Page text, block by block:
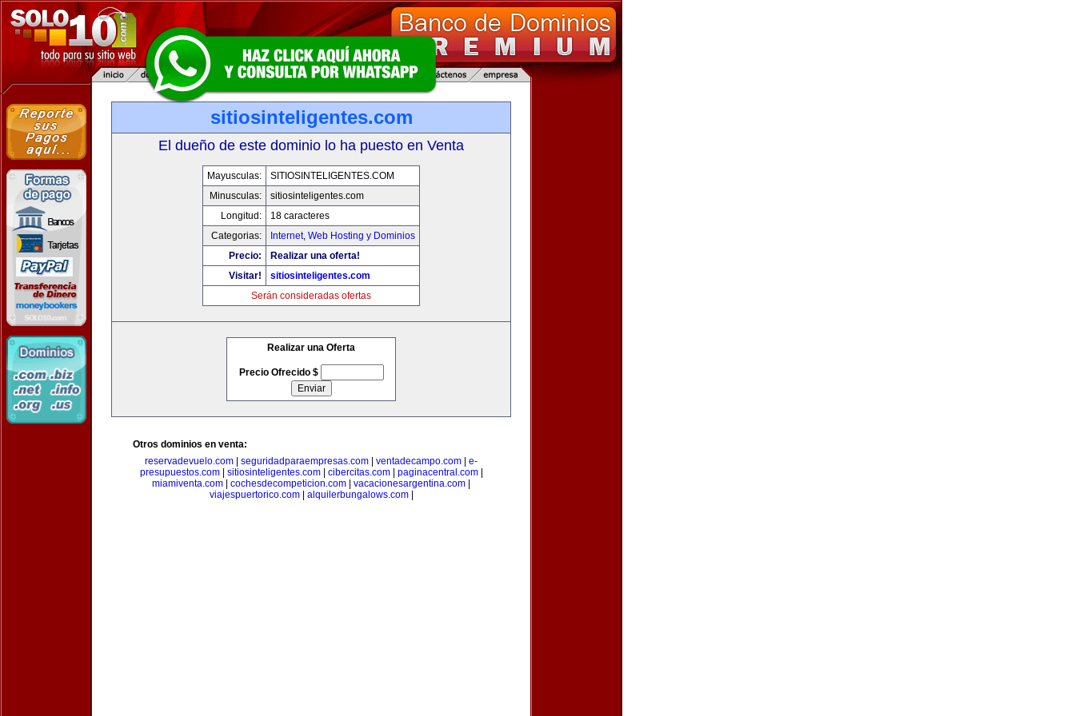
sitiosinteligentes.com
El dueño de este dominio lo ha puesto en Venta
Mayusculas:
SITIOSINTELIGENTES.COM
Minusculas:
sitiosinteligentes.com
Longitud:
18 caracteres
Categorias:
Internet, Web Hosting y Dominios
Precio:
Realizar una oferta!
Visitar!
sitiosinteligentes.com
Serán consideradas ofertas
Realizar una Oferta
Precio Ofrecido $
Otros dominios en venta:
reservadevuelo.com
seguridadparaempresas.com ventadecampo.com
e-
presupuestos.com| sitiosinteligentes.com| cibercitas.com| paginacentral.com|
miamiventa.com
cochesdecompeticion.com vacacionesargentina.com
viajespuertorico.com| alquilerbungalows.com|